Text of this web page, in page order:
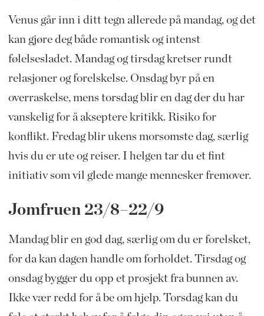
Venus går inn i ditt tegn allerede på mandag, og det
kan gjøre deg både romantisk og intenst
følelsesladet. Mandag og tirsdag kretser rundt
relasjoner og forelskelse. Onsdag byr på en
overraskelse, mens torsdag blir en dag der du har
vanskelig for å akseptere kritikk. Risiko for
konflikt. Fredag blir ukens morsomste dag, særlig
hvis du er ute og reiser. I helgen tar du et fint
initiativ som vil glede mange mennesker fremover.
Jomfruen 23/8–22/9
Mandag blir en god dag, særlig om du er forelsket,
for da kan dagen handle om forholdet. Tirsdag og
onsdag bygger du opp et prosjekt fra bunnen av.
Ikke vær redd for å be om hjelp. Torsdag kan du